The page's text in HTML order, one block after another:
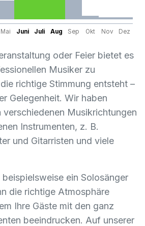
Mai Juni Juli Aug Sep Okt Nov Dez
oder Feier bietet es
Musiker zu
richtige Stimmung entsteht –
Gelegenheit. Wir haben
verschiedenen Musikrichtungen
Instrumenten, z. B.
und Gitarristen und viele
ein Solosänger
die richtige Atmosphäre
Ihre Gäste mit den ganz
beeindrucken. Auf unserer